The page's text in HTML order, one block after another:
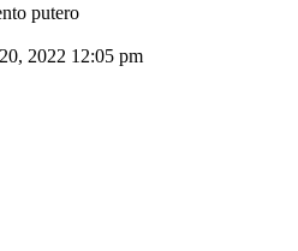
putero
2022 12:05 pm